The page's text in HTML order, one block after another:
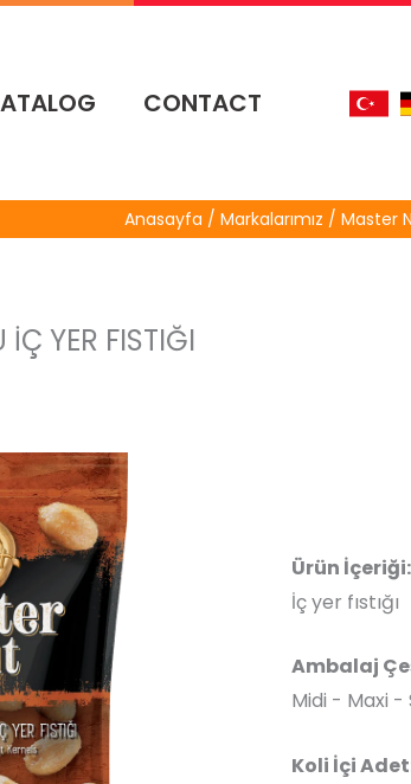
CONTACT
Anasayfa / Markalarımız / Master
İÇ YER FISTIĞI
Ürün İçeriği:
İç yer fıstığı
Ambalaj
Midi - Maxi -
Koli İçi